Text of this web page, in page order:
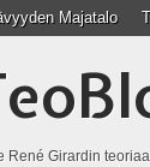
Majatalo
René Girardin